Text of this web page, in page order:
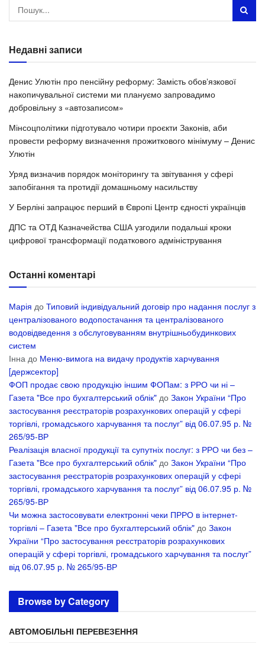
Недавні записи
Денис Улютін про пенсійну реформу: Замість обовʼязкової
накопичувальної системи ми плануємо запровадимо
добровільну з «автозаписом»
Мінсоцполітики підготувало чотири проєкти Законів, аби
провести реформу визначення прожиткового мінімуму – Денис
Улютін
Уряд визначив порядок моніторингу та звітування у сфері
запобігання та протидії домашньому насильству
У Берліні запрацює перший в Європі Центр єдності українців
ДПС та ОТД Казначейства США узгодили подальші кроки
цифрової трансформації податкового адміністрування
Останні коментарі
Марія до Типовий індивідуальний договір про надання послуг з
централізованого водопостачання та централізованого
водовідведення з обслуговуванням внутрішньобудинкових
систем
Інна до Меню-вимога на видачу продуктів харчування
[держсектор]
ФОП продає свою продукцію іншим ФОПам: з РРО чи ні –
Газета "Все про бухгалтерський облік" до Закон України “Про
застосування реєстраторів розрахункових операцій у сфері
торгівлі, громадського харчування та послуг” від 06.07.95 р. №
265/95-ВР
Реалізація власної продукції та супутніх послуг: з РРО чи без –
Газета "Все про бухгалтерський облік" до Закон України “Про
застосування реєстраторів розрахункових операцій у сфері
торгівлі, громадського харчування та послуг” від 06.07.95 р. №
265/95-ВР
Чи можна застосовувати електронні чеки ПРРО в інтернет-
торгівлі – Газета "Все про бухгалтерський облік" до Закон
України “Про застосування реєстраторів розрахункових
операцій у сфері торгівлі, громадського харчування та послуг”
від 06.07.95 р. № 265/95-ВР
Browse by Category
АВТОМОБІЛЬНІ ПЕРЕВЕЗЕННЯ